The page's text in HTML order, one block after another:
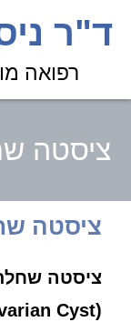
לתוכן
ד"ר
רפואה
ציסטה
ציסטה
ציסטה